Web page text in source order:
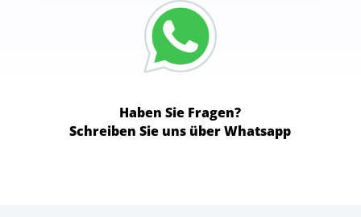
Haben Sie Fragen?
Schreiben Sie uns über Whatsapp